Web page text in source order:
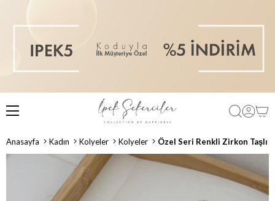
Anasayfa Kadın Kolyeler Kolyeler Özel Seri Renkli Zirkon Taşlı